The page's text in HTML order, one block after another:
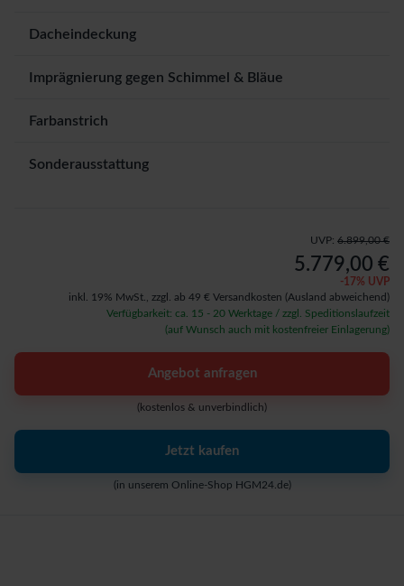
Dacheindeckung
Imprägnierung gegen Schimmel & Bläue
Farbanstrich
Sonderausstattung
UVP: 6.899,00 €
5.779,00 €
-17% UVP
inkl. 19% MwSt., zzgl. ab 49 € Versandkosten (Ausland abweichend)
Verfügbarkeit: ca. 15 - 20 Werktage / zzgl. Speditionslaufzeit
(auf Wunsch auch mit kostenfreier Einlagerung)
Angebot anfragen
(kostenlos & unverbindlich)
Jetzt kaufen
(in unserem Online-Shop HGM24.de)